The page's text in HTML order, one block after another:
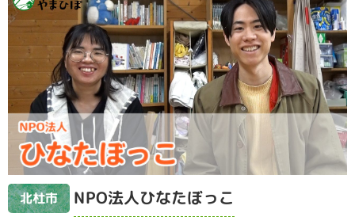
北杜市 NPO法人ひなたぼっこ